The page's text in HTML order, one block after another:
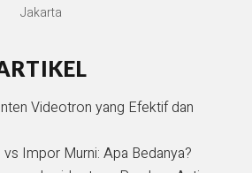
Jakarta
Videotron yang Efektif dan
Impor Murni: Apa Bedanya?